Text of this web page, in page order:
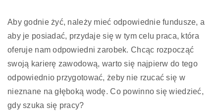
Aby godnie żyć, należy mieć odpowiednie fundusze, a
aby je posiadać, przydaje się w tym celu praca, która
oferuje nam odpowiedni zarobek. Chcąc rozpocząć
swoją karierę zawodową, warto się najpierw do tego
odpowiednio przygotować, żeby nie rzucać się w
nieznane na głęboką wodę. Co powinno się wiedzieć,
gdy szuka się pracy?